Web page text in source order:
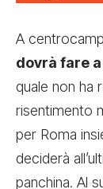
A
dovrà fare
quale non ha
risentimento
per Roma
deciderà
panchina. Al